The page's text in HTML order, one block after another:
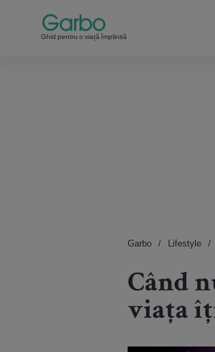
Ghid pentru o viață împlinită
Garbo Lifestyle
Când
viața